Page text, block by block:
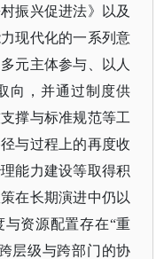
振兴促进法》以及
现代化的一系列意
元主体参与、以人
向，并通过制度供
撑与标准规范等工
与过程上的再度收
能力建设等取得积
在长期演进中仍以
资源配置存在“重
层级与跨部门的协